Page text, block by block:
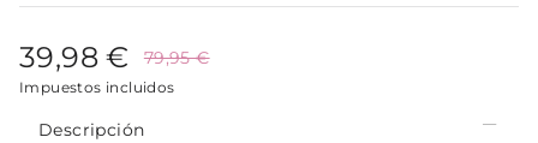
39,98 € 79,95 €
Impuestos incluidos
Descripción